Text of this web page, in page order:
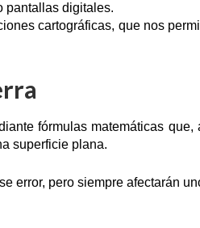
pantallas digitales.
cartográficas, que nos
fórmulas matemáticas
superficie plana.
error, pero siempre afectarán